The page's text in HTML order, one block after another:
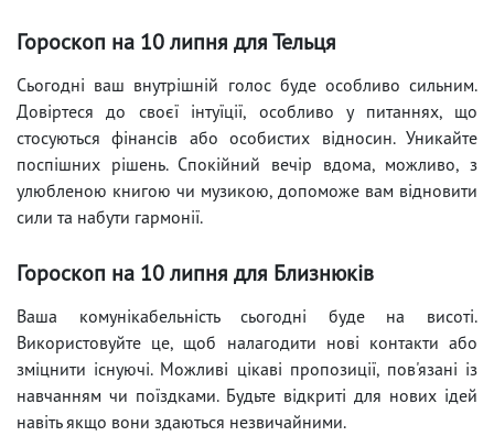
Гороскоп на 10 липня для Тельця
Сьогодні ваш внутрішній голос буде особливо сильним.
Довіртеся до своєї інтуїції, особливо у питаннях, що
стосуються фінансів або особистих відносин. Уникайте
поспішних рішень. Спокійний вечір вдома, можливо, з
улюбленою книгою чи музикою, допоможе вам відновити
сили та набути гармонії.
Гороскоп на 10 липня для Близнюків
Ваша комунікабельність сьогодні буде на висоті.
Використовуйте це, щоб налагодити нові контакти або
зміцнити існуючі. Можливі цікаві пропозиції, пов'язані із
навчанням чи поїздками. Будьте відкриті для нових ідей
навіть якщо вони здаються незвичайними.